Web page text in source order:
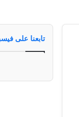
تابعنا على